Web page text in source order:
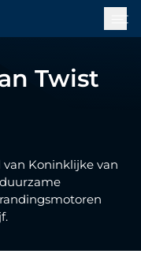
Twist
van Koninklijke van